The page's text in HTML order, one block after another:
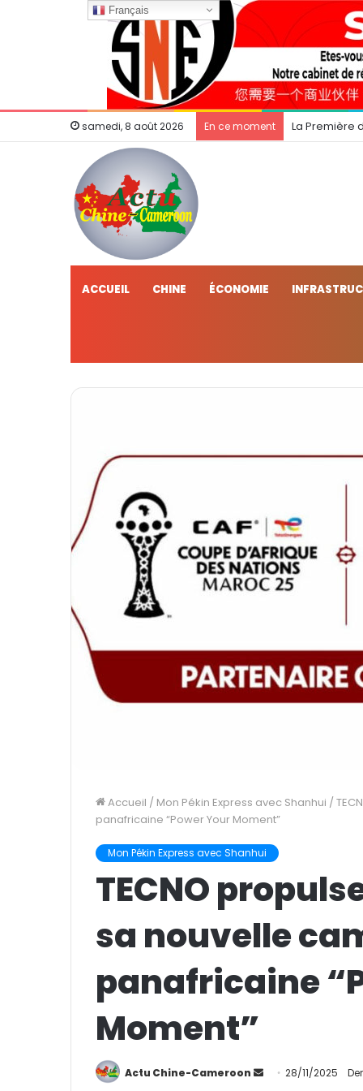
samedi, 8 août 2026 En ce moment La Première
ACCUEIL CHINE ÉCONOMIE
Accueil / Mon Pékin Express avec Shanhui /
panafricaine “Power Your Moment”
Mon Pékin Express avec Shanhui
TECNO
sa nouvelle
panafricaine
Moment”
Actu Chine-Cameroon 28/11/2025
Français